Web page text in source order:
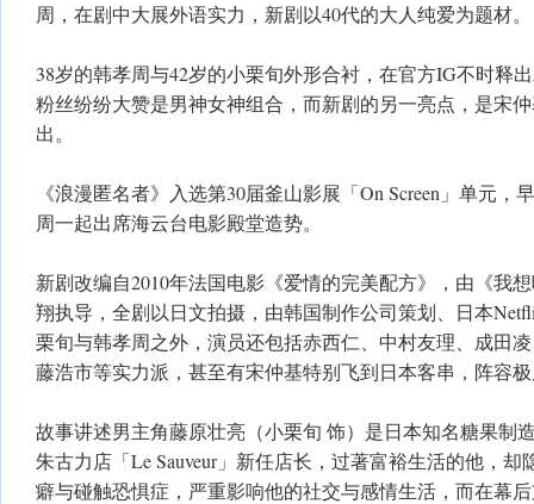
周，在剧中大展外语实力，新剧以40代的大人纯爱为题材。
38岁的韩孝周与42岁的小栗旬外形合衬，在官方IG不时释
粉丝纷纷大赞是男神女神组合，而新剧的另一亮点，是宋
出。
《浪漫匿名者》入选第30届釜山影展「On Screen」单元，
周一起出席海云台电影殿堂造势。
新剧改编自2010年法国电影《爱情的完美配方》，由《我
翔执导，全剧以日文拍摄，由韩国制作公司策划、日本
栗旬与韩孝周之外，演员还包括赤西仁、中村友理、成田
藤浩市等实力派，甚至有宋仲基特别飞到日本客串，阵容
故事讲述男主角藤原壮亮（小栗旬 饰）是日本知名糖果制
朱古力店「Le Sauveur」新任店长，过著富裕生活的他，
癖与碰触恐惧症，严重影响他的社交与感情生活，而在幕后